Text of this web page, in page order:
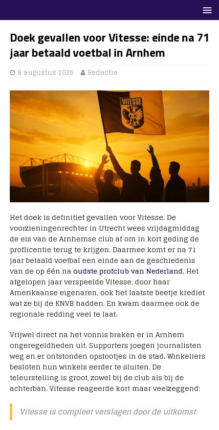
Doek gevallen voor Vitesse: einde na 71
jaar betaald voetbal in Arnhem
8 augustus 2025 Redactie
Het doek is definitief gevallen voor Vitesse. De
voorzieningenrechter in Utrecht wees vrijdagmiddag
de eis van de Arnhemse club af om in kort geding de
proflicentie terug te krijgen. Daarmee komt er na 71
jaar betaald voetbal een einde aan de geschiedenis
van de op één na oudste profclub van Nederland. Het
afgelopen jaar verspeelde Vitesse, door haar
Amerikaanse eigenaren, ook het laatste beetje krediet
wat ze bij de KNVB hadden. En kwam daarmee ook de
regionale redding veel te laat.
Vrijwel direct na het vonnis braken er in Arnhem
ongeregeldheden uit. Supporters joegen journalisten
weg en er ontstonden opstootjes in de stad. Winkeliers
besloten hun winkels eerder te sluiten. De
teleurstelling is groot, zowel bij de club als bij de
achterban. Vitesse reageerde kort maar veelzeggend:
Vitesse is compleet verslagen door de uitkomst.